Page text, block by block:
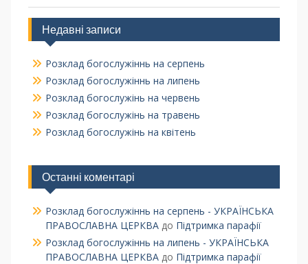
Недавні записи
Розклад богослужіннь на серпень
Розклад богослужіннь на липень
Розклад богослужінь на червень
Розклад богослужінь на травень
Розклад богослужінь на квітень
Останні коментарі
Розклад богослужіннь на серпень - УКРАЇНСЬКА
ПРАВОСЛАВНА ЦЕРКВАдо Підтримка парафії
Розклад богослужіннь на липень - УКРАЇНСЬКА
ПРАВОСЛАВНА ЦЕРКВАдо Підтримка парафії